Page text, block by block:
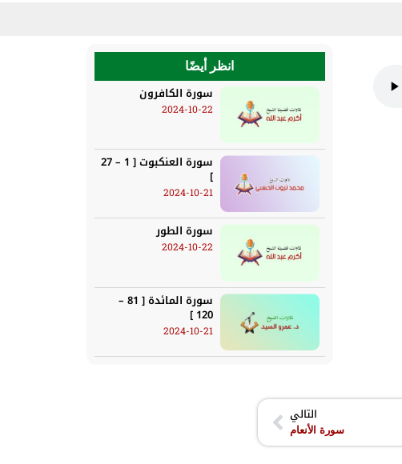
انظر أيضًا
سورة الكافرون
2024-10-22
سورة العنكبوت [ 1 – 27
]
2024-10-21
سورة الطور
2024-10-22
سورة المائدة [ 81 –
120 ]
2024-10-21
التالي
سورة الأنعام